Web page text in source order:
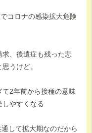
コロナの感染拡大危険
求、後遺症も残った悲
うけど。
2年前から接種の意味
やすくなる
して拡大期なのだから